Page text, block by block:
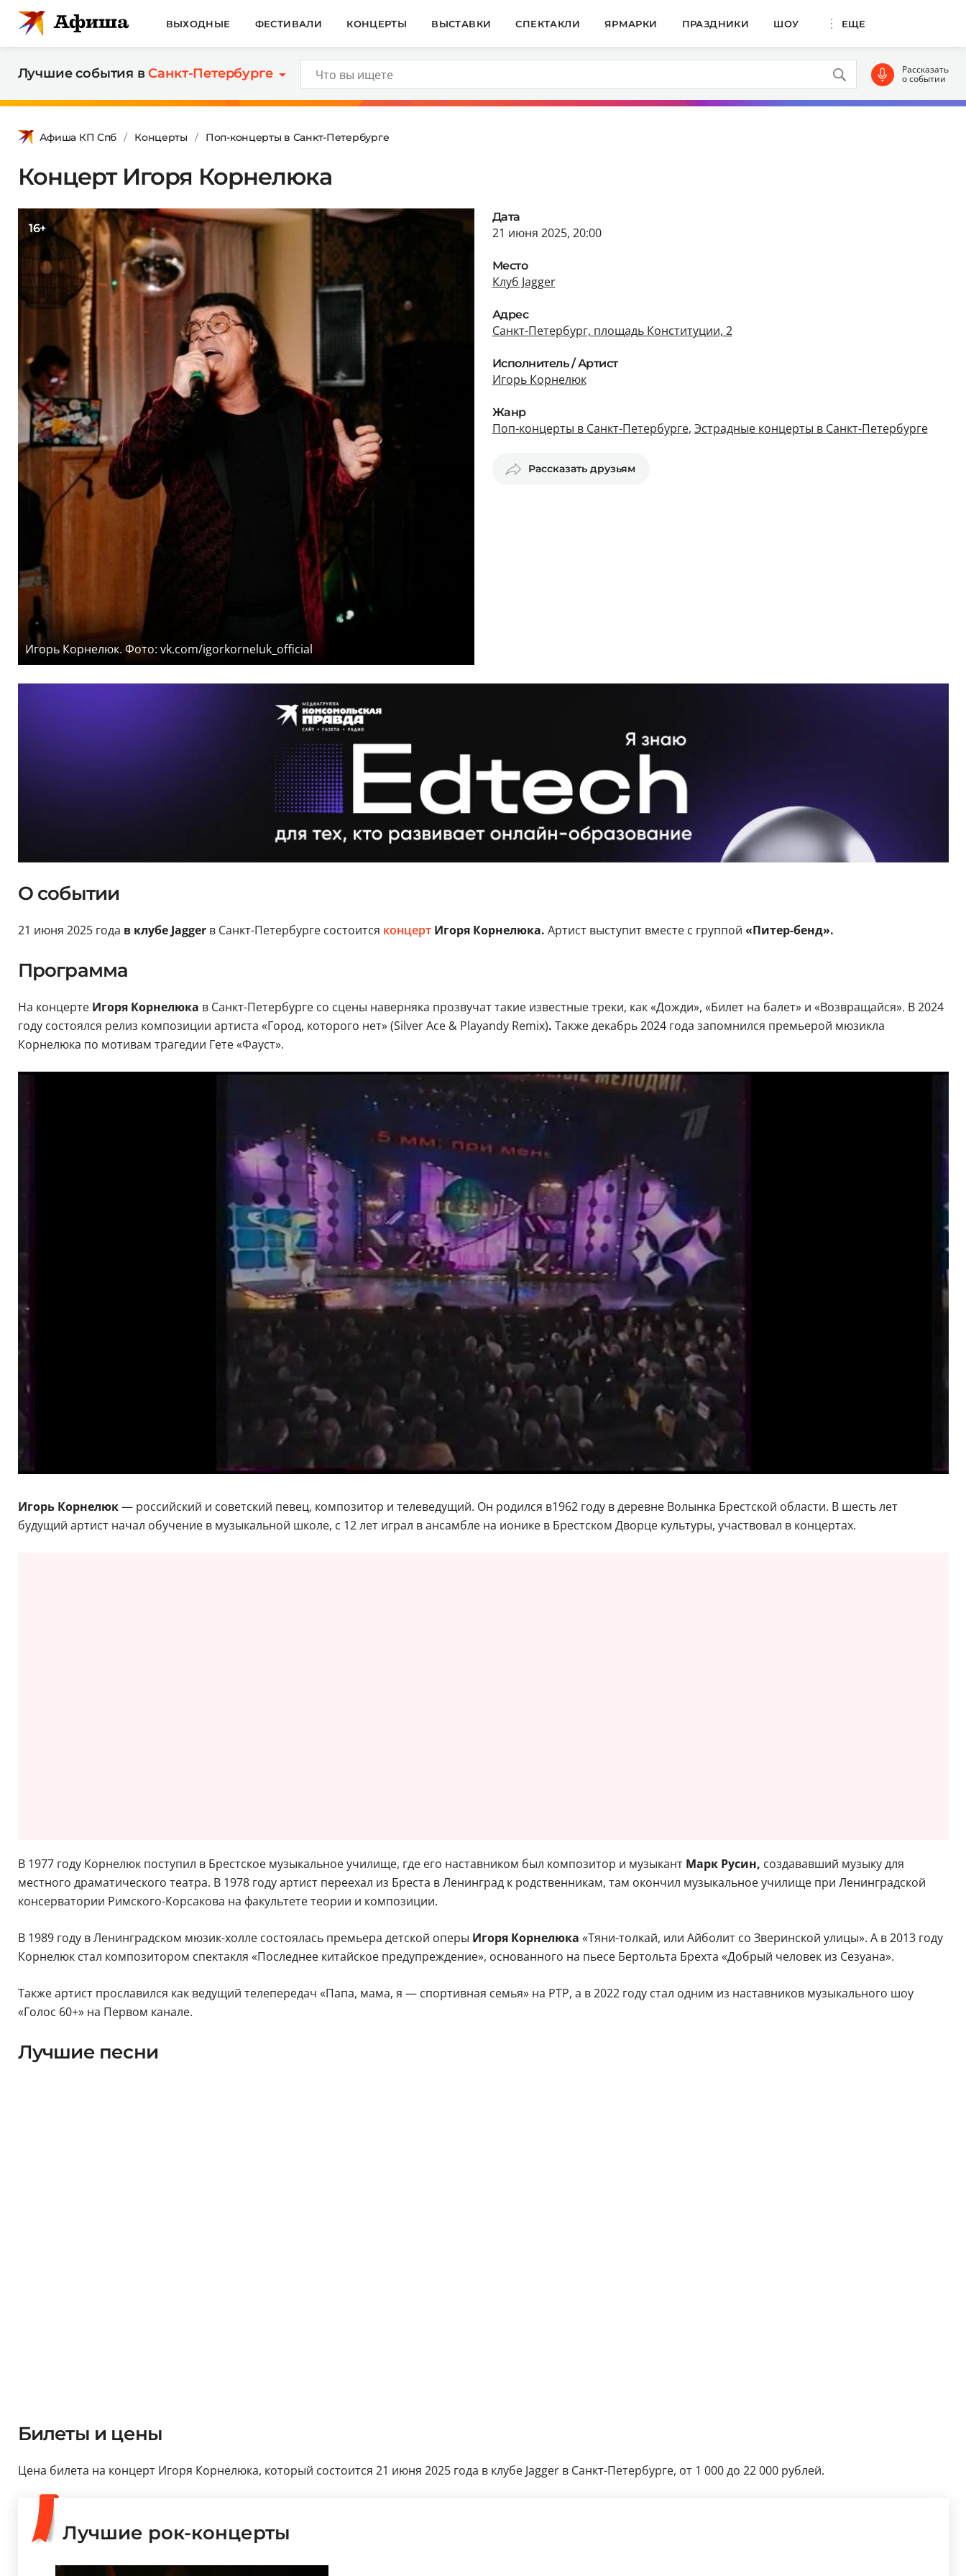
ВЫХОДНЫЕ ФЕСТИВАЛИ КОНЦЕРТЫ ВЫСТАВКИ СПЕКТАКЛИ ЯРМАРКИ ПРАЗДНИКИ ШОУ ЕЩЕ
Лучшие события вСанкт-Петербурге Рассказать
о событии
Афиша КП Спб Концерты Поп-концерты в Санкт-Петербурге
Концерт Игоря Корнелюка
16+
Игорь Корнелюк. Фото: vk.com/igorkorneluk_official
Дата
21 июня 2025, 20:00
Место
Клуб Jagger
Адрес
Санкт-Петербург, площадь Конституции, 2
Исполнитель / Артист
Игорь Корнелюк
Жанр
Поп-концерты в Санкт-Петербурге, Эстрадные концерты в Санкт-Петербурге
Рассказать друзьям
О событии
21 июня 2025 года в клубе Jagger в Санкт-Петербурге состоится концертИгоря Корнелюка. Артист выступит вместе с группой «Питер-бенд».
Программа
На концерте Игоря Корнелюка в Санкт-Петербурге со сцены наверняка прозвучат такие известные треки, как «Дожди», «Билет на балет» и «Возвращайся». В 2024
году состоялся релиз композиции артиста «Город, которого нет» (Silver Ace & Playandy Remix). Также декабрь 2024 года запомнился премьерой мюзикла
Корнелюка по мотивам трагедии Гете «Фауст».
Игорь Корнелюк— российский и советский певец, композитор и телеведущий. Он родился в1962 году в деревне Волынка Брестской области. В шесть лет
будущий артист начал обучение в музыкальной школе, с 12 лет играл в ансамбле на ионике в Брестском Дворце культуры, участвовал в концертах.
В 1977 году Корнелюк поступил в Брестское музыкальное училище, где его наставником был композитор и музыкант Марк Русин, создававший музыку для
местного драматического театра. В 1978 году артист переехал из Бреста в Ленинград к родственникам, там окончил музыкальное училище при Ленинградской
консерватории Римского-Корсакова на факультете теории и композиции.
В 1989 году в Ленинградском мюзик-холле состоялась премьера детской оперы Игоря Корнелюка «Тяни-толкай, или Айболит со Зверинской улицы». А в 2013 году
Корнелюк стал композитором спектакля «Последнее китайское предупреждение», основанного на пьесе Бертольта Брехта «Добрый человек из Сезуана».
Также артист прославился как ведущий телепередач «Папа, мама, я — спортивная семья» на РТР, а в 2022 году стал одним из наставников музыкального шоу
«Голос 60+» на Первом канале.
Лучшие песни
Билеты и цены
Цена билета на концерт Игоря Корнелюка, который состоится 21 июня 2025 года в клубе Jagger в Санкт-Петербурге, от 1 000 до 22 000 рублей.
Лучшие рок-концерты